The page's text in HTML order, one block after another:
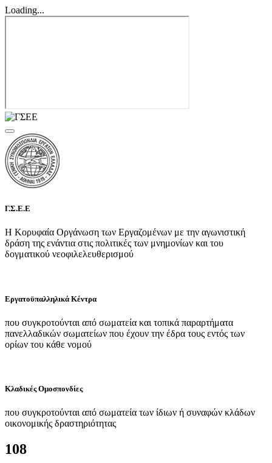
Loading...
Γ.Σ.Ε.Ε
Η Κορυφαία Οργάνωση των Εργαζομένων με την αγωνιστική
δράση της ενάντια στις πολιτικές των μνημονίων και του
δογματικού νεοφιλελευθερισμού
Εργατοϋπαλληλικά Κέντρα
που συγκροτούνται από σωματεία και τοπικά παραρτήματα
πανελλαδικών σωματείων που έχουν την έδρα τους εντός των
ορίων του κάθε νομού
Κλαδικές Ομοσπονδίες
που συγκροτούνται από σωματεία των ίδιων ή συναφών κλάδων
οικονομικής δραστηριότητας
108